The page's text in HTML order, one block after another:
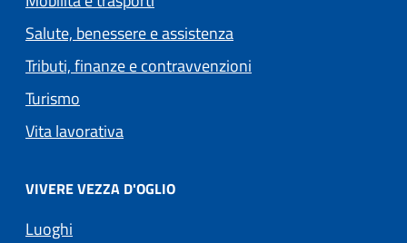
Salute, benessere e assistenza
Tributi, finanze e contravvenzioni
Turismo
Vita lavorativa
VIVERE VEZZA D'OGLIO
Luoghi